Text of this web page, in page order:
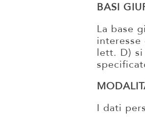
BASI
La base
lett. D) si
I dati